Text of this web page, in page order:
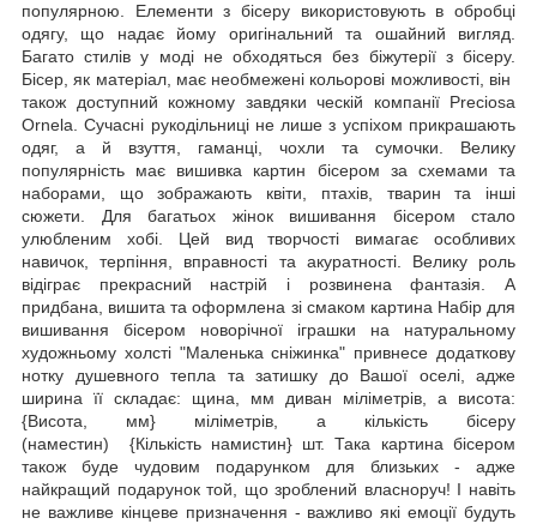
популярною. Елементи з бісеру використовують в обробці
одягу, що надає йому оригінальний та ошайний вигляд.
Багато стилів у моді не обходяться без біжутерії з бісеру.
Бісер, як матеріал, має необмежені кольорові можливості, він
також доступний кожному завдяки ческій компанії Preciosa
Ornela. Сучасні рукодільниці не лише з успіхом прикрашають
одяг, а й взуття, гаманці, чохли та сумочки. Велику
популярність має вишивка картин бісером за схемами та
наборами, що зображають квіти, птахів, тварин та інші
сюжети. Для багатьох жінок вишивання бісером стало
улюбленим хобі. Цей вид творчості вимагає особливих
навичок, терпіння, вправності та акуратності. Велику роль
відіграє прекрасний настрій і розвинена фантазія. А
придбана, вишита та оформлена зі смаком картина Набір для
вишивання бісером новорічної іграшки на натуральному
художньому холсті "Маленька сніжинка" привнесе додаткову
нотку душевного тепла та затишку до Вашої оселі, адже
ширина її складає: щина, мм диван міліметрів, а висота:
{Висота, мм} міліметрів, а кількість бісеру
(наместин) {Кількість намистин} шт. Така картина бісером
також буде чудовим подарунком для близьких - адже
найкращий подарунок той, що зроблений власноруч! І навіть
не важливе кінцеве призначення - важливо які емоції будуть